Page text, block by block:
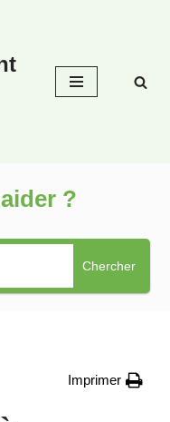
?
Chercher
Imprimer